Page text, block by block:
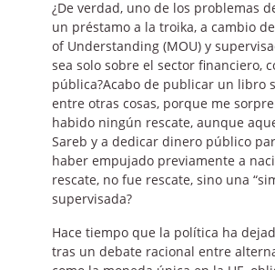
¿De verdad, uno de los problemas
un préstamo a la troika, a cambio
of Understanding (MOU) y
sea solo sobre el sector financiero,
pública?Acabo de publicar un libro
entre otras cosas, porque me
habido ningún rescate, aunque
Sareb y a dedicar dinero público
haber empujado previamente a
rescate, no fue rescate, sino una
supervisada?
Hace tiempo que la política ha
tras un debate racional entre